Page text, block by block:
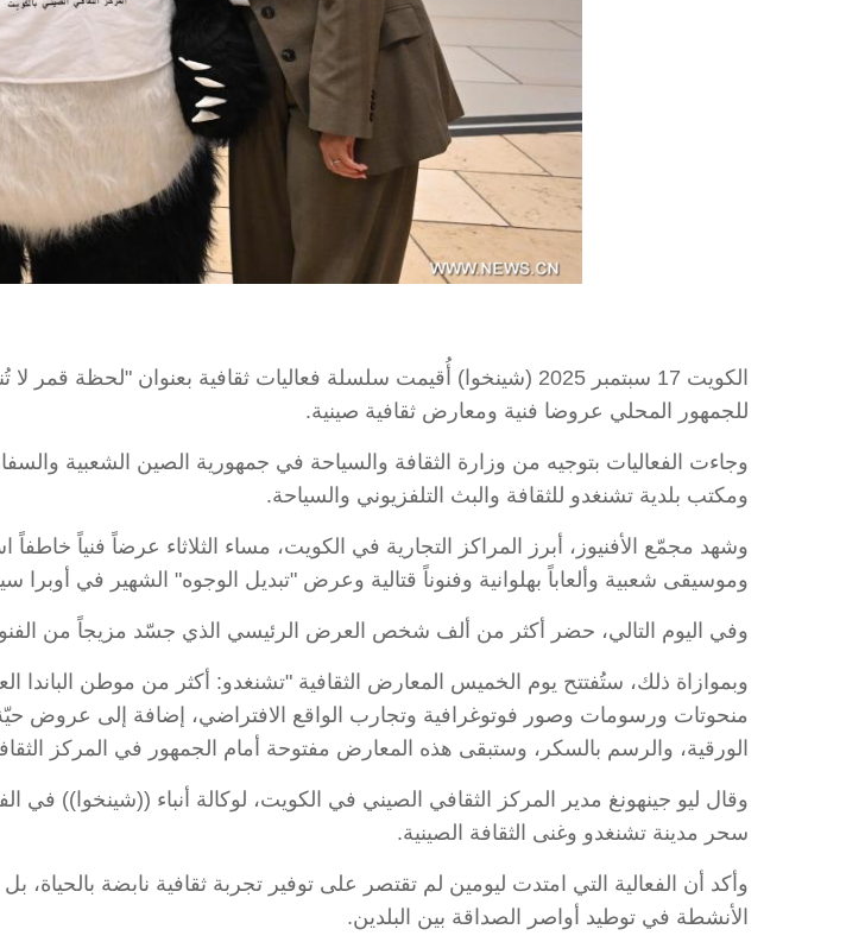
الكويت 17 سبتمبر 2025 (شينخوا) أُقيمت سلسلة فعاليات ثقافية بعنوان
للجمهور المحلي عروضا فنية ومعارض ثقافية صينية.
وجاءت الفعاليات بتوجيه من وزارة الثقافة والسياحة في جمهورية الصين الشعبية
ومكتب بلدية تشنغدو للثقافة والبث التلفزيوني والسياحة.
وشهد مجمّع الأفنيوز، أبرز المراكز التجارية في الكويت، مساء الثلاثاء عرضاً فنياً
وموسيقى شعبية وألعاباً بهلوانية وفنوناً قتالية وعرض "تبديل الوجوه" الشهير في
وفي اليوم التالي، حضر أكثر من ألف شخص العرض الرئيسي الذي جسّد مزيجاً من الفنون
وبموازاة ذلك، ستُفتتح يوم الخميس المعارض الثقافية "تشنغدو: أكثر من موطن
منحوتات ورسومات وصور فوتوغرافية وتجارب الواقع الافتراضي، إضافة إلى عروض
الورقية، والرسم بالسكر، وستبقى هذه المعارض مفتوحة أمام الجمهور في المركز الثقافي الصيني في
وقال ليو جينهونغ مدير المركز الثقافي الصيني في الكويت، لوكالة أنباء ((شينخوا))
سحر مدينة تشنغدو وغنى الثقافة الصينية.
وأكد أن الفعالية التي امتدت ليومين لم تقتصر على توفير تجربة ثقافية نابضة
الأنشطة في توطيد أواصر الصداقة بين البلدين.